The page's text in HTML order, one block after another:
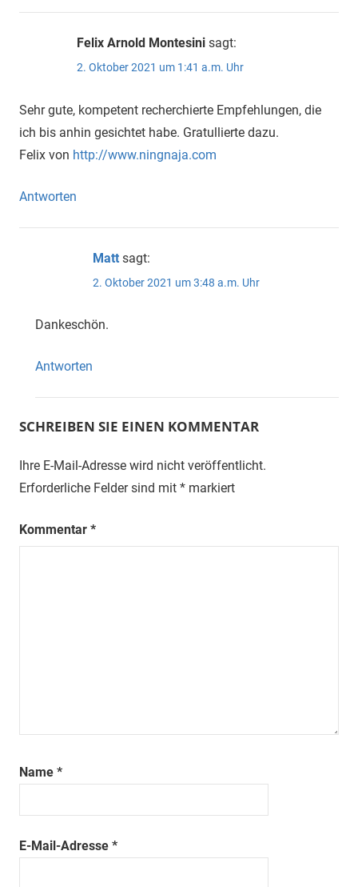
Felix Arnold Montesini sagt:
2. Oktober 2021 um 1:41 a.m. Uhr
Sehr gute, kompetent recherchierte Empfehlungen, die
ich bis anhin gesichtet habe. Gratullierte dazu.
Felix von http://www.ningnaja.com
Antworten
Matt sagt:
2. Oktober 2021 um 3:48 a.m. Uhr
Dankeschön.
Antworten
SCHREIBEN SIE EINEN KOMMENTAR
Ihre E-Mail-Adresse wird nicht veröffentlicht.
Erforderliche Felder sind mit * markiert
Kommentar *
Name *
E-Mail-Adresse *